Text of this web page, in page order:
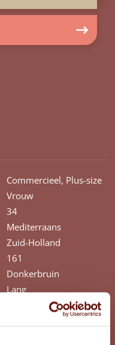
Commercieel, Plus-size
Vrouw
34
Mediterraans
Zuid-Holland
161
Donkerbruin
Lang